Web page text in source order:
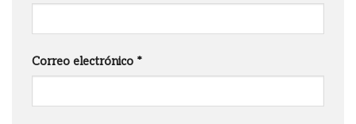
Correo electrónico *